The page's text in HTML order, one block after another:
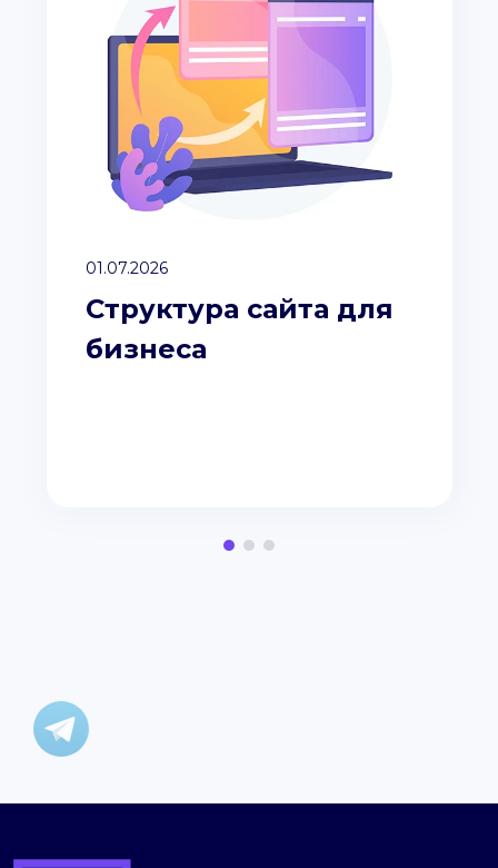
01.07.2026
Структура сайта для
бизнеса